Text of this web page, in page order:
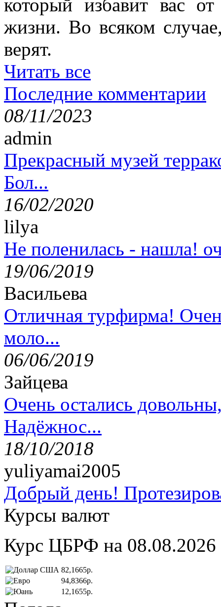
который избавит вас
жизни. Во всяком
верят.
Читать все
Последние комментарии
08/11/2023
admin
Прекрасный музей
Бол...
16/02/2020
lilya
Не поленилась - нашла!
19/06/2019
Васильева
Отличная турфирма!
моло...
06/06/2019
Зайцева
Очень остались
Надёжнос...
18/10/2018
yuliyamai2005
Добрый день!
Курсы валют
Курс ЦБРФ на 08.08.2026
82,1665р.
94,8366р.
12,1655р.